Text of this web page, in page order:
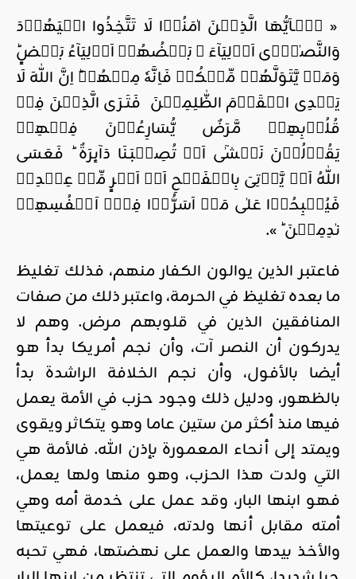
« يٰۤـاَيُّهَا الَّذِيۡنَ اٰمَنُوۡا لَا تَتَّخِذُوا الۡيَهُوۡدَ
وَالنَّصٰرٰۤى اَوۡلِيَآءَ ‌ؔ بَعۡضُهُمۡ اَوۡلِيَآءُ بَعۡضٍ‌ؕ
وَمَنۡ يَّتَوَلَّهُمۡ مِّنۡكُمۡ فَاِنَّهٗ مِنۡهُمۡ‌ؕ اِنَّ اللّٰهَ لَا
يَهۡدِى الۡقَوۡمَ الظّٰلِمِيۡنَ‏ فَتَـرَى الَّذِيۡنَ فِىۡ
قُلُوۡبِهِمۡ مَّرَضٌ يُّسَارِعُوۡنَ فِيۡهِمۡ
يَقُوۡلُوۡنَ نَخۡشٰٓى اَنۡ تُصِيۡبَـنَا دَآٮِٕرَةٌ‌ ؕ فَعَسَى
اللّٰهُ اَنۡ يَّاۡتِىَ بِالۡفَتۡحِ اَوۡ اَمۡرٍ مِّنۡ عِنۡدِهٖ
فَيُصۡبِحُوۡا عَلٰى مَاۤ اَسَرُّوۡا فِىۡۤ اَنۡفُسِهِمۡ
نٰدِمِيۡنَ ؕ ».
فاعتبر الذين يوالون الكفار منهم، فذلك تغليظ
ما بعده تغليظ في الحرمة، واعتبر ذلك من صفات
المنافقين الذين في قلوبهم مرض. وهم لا
يدركون أن النصر آت، وأن نجم أمريكا بدأ هو
أيضا بالأفول، وأن نجم الخلافة الراشدة بدأ
بالظهور، ودليل ذلك وجود حزب في الأمة يعمل
فيها منذ أكثر من ستين عاما وهو يتكاثر ويقوى
ويمتد إلى أنحاء المعمورة بإذن الله. فالأمة هي
التي ولدت هذا الحزب، وهو منها ولها يعمل،
فهو ابنها البار، وقد عمل على خدمة أمه وهي
أمته مقابل أنها ولدته، فيعمل على توعيتها
والأخذ بيدها والعمل على نهضتها، فهي تحبه